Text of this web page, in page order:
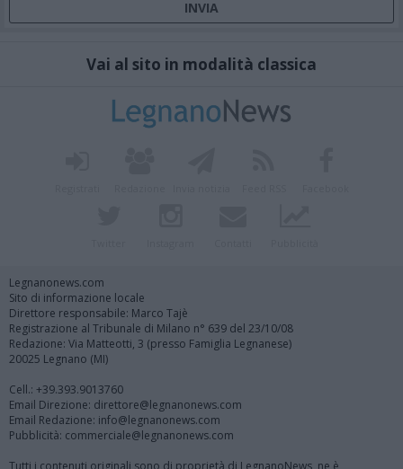
Vai al sito in modalità classica
Legnanonews.com
Sito di informazione locale
Direttore responsabile: Marco Tajè
Registrazione al Tribunale di Milano n° 639 del 23/10/08
Redazione: Via Matteotti, 3 (presso Famiglia Legnanese)
20025 Legnano (MI)
Cell.: +39.393.9013760
Email Direzione: direttore@legnanonews.com
Email Redazione: info@legnanonews.com
Pubblicità: commerciale@legnanonews.com
Tutti i contenuti originali sono di proprietà di LegnanoNews, ne è